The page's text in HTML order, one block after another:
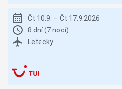
Čt 10.9. – Čt 17.9.2026
8 dní (7 nocí)
Letecky